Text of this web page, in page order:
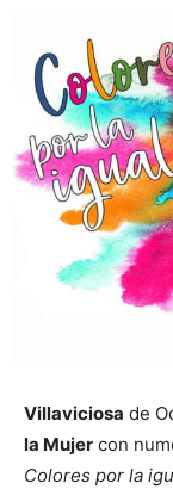
Villaviciosa de
la Mujer con
Colores por la